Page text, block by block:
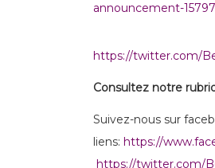
announcement-
https://twitter.com/
Consultez notre
Suivez-nous sur
liens: https://
https://twitter.com/